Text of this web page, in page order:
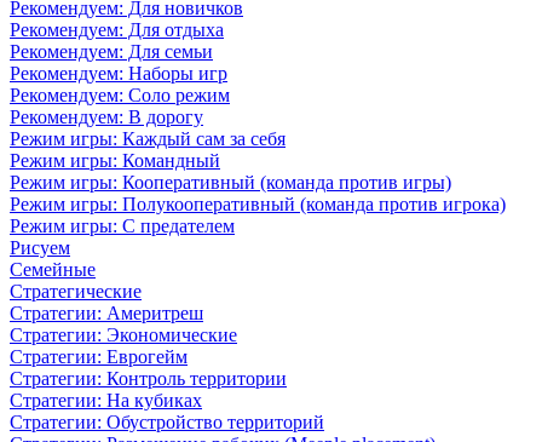
Рекомендуем: Для новичков
Рекомендуем: Для отдыха
Рекомендуем: Для семьи
Рекомендуем: Наборы игр
Рекомендуем: Соло режим
Рекомендуем: В дорогу
Режим игры: Каждый сам за себя
Режим игры: Командный
Режим игры: Кооперативный (команда против игры)
Режим игры: Полукооперативный (команда против игрока)
Режим игры: С предателем
Рисуем
Семейные
Стратегические
Стратегии: Америтреш
Стратегии: Экономические
Стратегии: Еврогейм
Стратегии: Контроль территории
Стратегии: На кубиках
Стратегии: Обустройство территорий